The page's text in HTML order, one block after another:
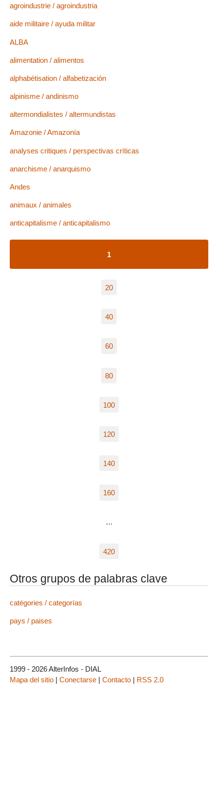
agroindustrie / agroindustria
aide militaire / ayuda militar
ALBA
alimentation / alimentos
alphabétisation / alfabetización
alpinisme / andinismo
altermondialistes / altermundistas
Amazonie / Amazonía
analyses critiques / perspectivas críticas
anarchisme / anarquismo
Andes
animaux / animales
anticapitalisme / anticapitalismo
1
20
40
60
80
100
120
140
160
…
420
Otros grupos de palabras clave
catégories / categorías
pays / paises
1999 - 2026 AlterInfos - DIAL
Mapa del sitio | Conectarse | Contacto | RSS 2.0